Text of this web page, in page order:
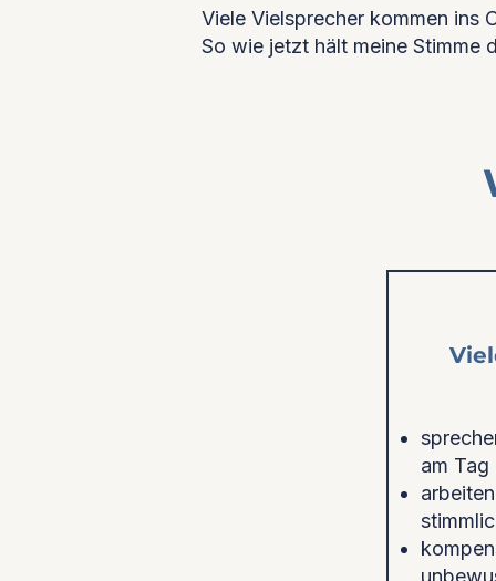
Viele Vielsprecher kommen ins
So wie jetzt hält meine Stimme
am Tag